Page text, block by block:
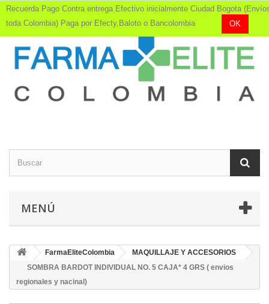
MENÚ
FarmaEliteColombia
MAQUILLAJE Y ACCESORIOS
SOMBRA BARDOT INDIVIDUAL NO. 5 CAJA* 4 GRS ( envios
regionales y nacinal)
Recuerda Pago Contra entrega Efectivo inicialmente Ciudad Bogota
toda Colombia) Paga por Efecty,Baloto o Bancolombia
OK